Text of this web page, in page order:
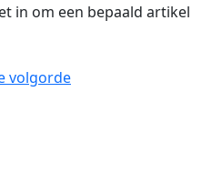
in om een bepaald artikel
volgorde